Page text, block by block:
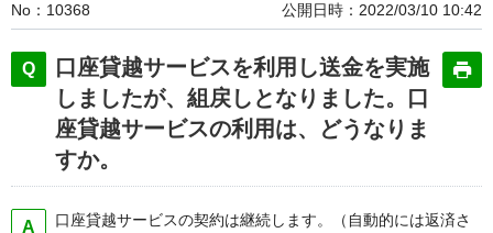
No 10368 公開日時 2022/03/10 10:42
口座貸越サービスを利用し送金を実施
しましたが、組戻しとなりました。口
座貸越サービスの利用は、どうなりま
すか。
口座貸越サービスの契約は継続します。（自動的には返済さ